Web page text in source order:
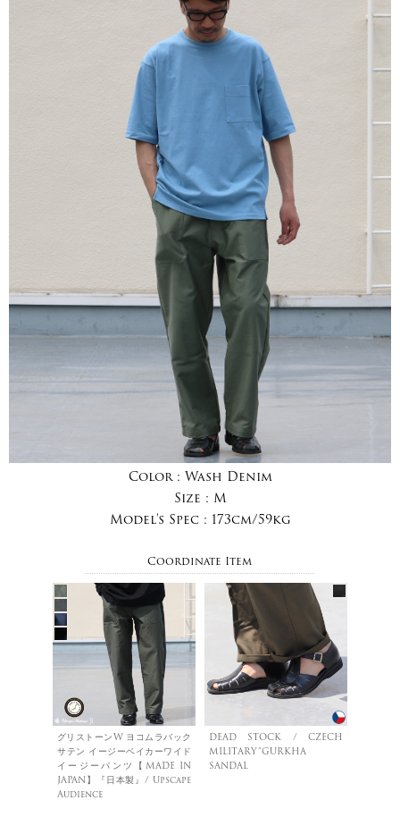
Color : Wash Denim
Size : M
Model's Spec : 173cm/59kg
Coordinate Item
グリストーンW ヨコムラバック
サテン イージーベイカーワイド
イージーパンツ【MADE IN
JAPAN】『日本製』/ Upscape
Audience
DEAD STOCK / CZECH
MILITARY”GURKHA
SANDAL